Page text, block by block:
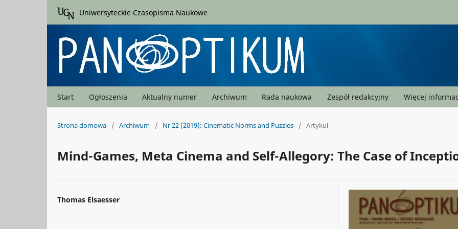
Start Ogłoszenia Aktualny numer Archiwum Rada naukowa Zespół redakcyjny Więcej
Uniwersyteckie Czasopisma Naukowe
Strona domowa / Archiwum / Nr 22 (2019): Cinematic Norms and Puzzles / Artykuł
Mind-Games, Meta Cinema and Self-Allegory: The Case of
Thomas Elsaesser